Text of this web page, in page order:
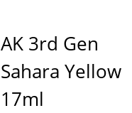
AK 3rd Gen
Sahara Yellow
17ml